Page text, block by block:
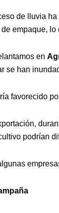
de lluvia
empaque,
en
se han
favorecido
podrían